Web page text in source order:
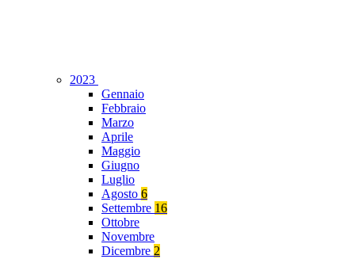
2023
Gennaio
Febbraio
Marzo
Aprile
Maggio
Giugno
Luglio
Agosto 6
Settembre 16
Ottobre
Novembre
Dicembre 2